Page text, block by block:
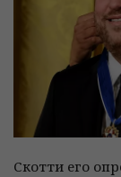
Скотти его